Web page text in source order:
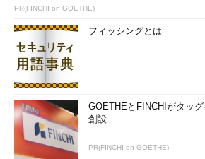
PR(FINCHI on GOETHE)
フィッシングとは
GOETHEとFINCHIがタッ
創設
PR(FINCHI on GOETHE)